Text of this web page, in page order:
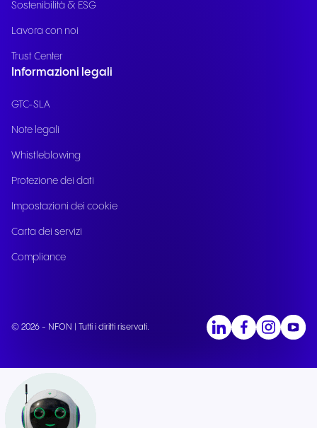
Sostenibilità & ESG
Lavora con noi
Trust Center
Informazioni legali
GTC-SLA
Note legali
Whistleblowing
Protezione dei dati
Impostazioni dei cookie
Carta dei servizi
Compliance
© 2026 - NFON | Tutti i diritti riservati.